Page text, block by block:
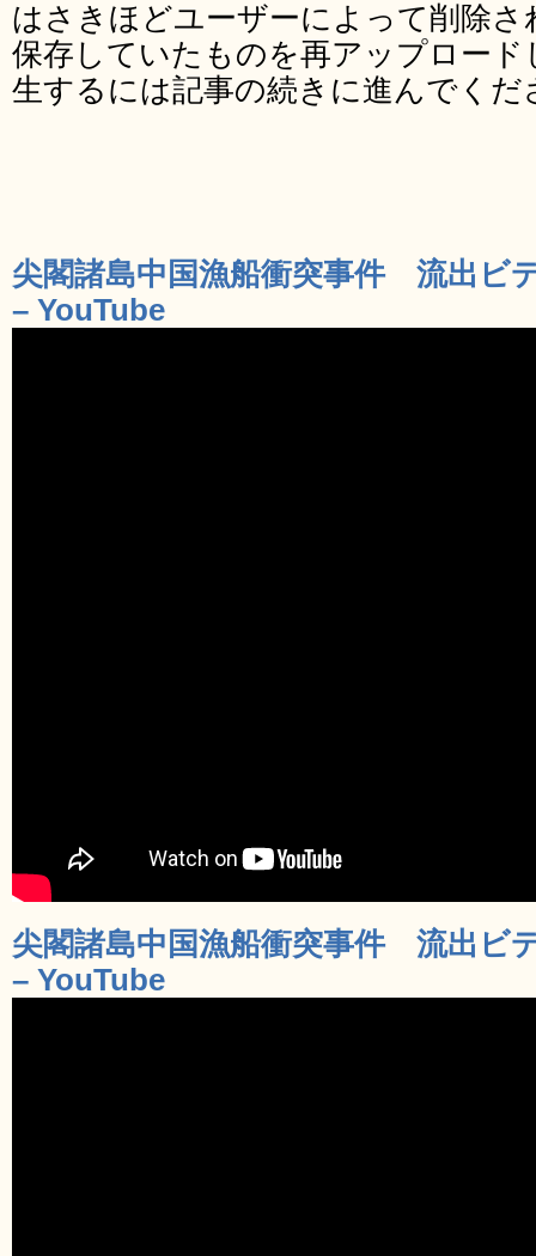
はさきほどユーザーによって削除
保存していたものを再アップロー
生するには記事の続きに進んでくだ
尖閣諸島中国漁船衝突事件 流出
– YouTube
尖閣諸島中国漁船衝突事件 流出
– YouTube